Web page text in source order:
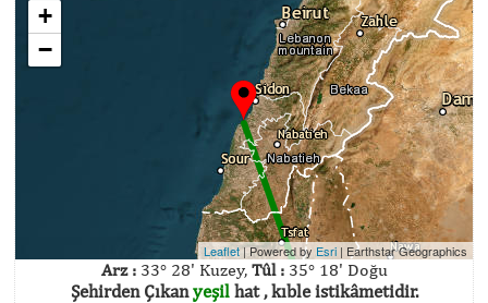
+
−
Leaflet| Powered by Esri | Earthstar Geographics
Arz :33° 28' Kuzey, Tûl :35° 18' Doğu
Şehirden Çıkanyeşilhat , kıble istikâmetidir.